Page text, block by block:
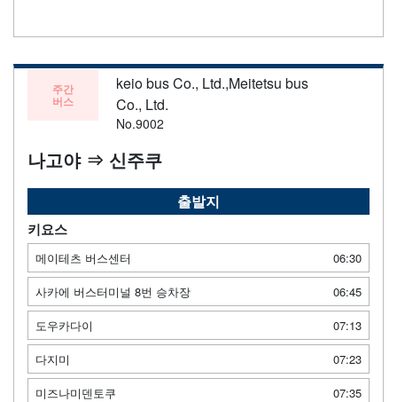
주간
버스
keio bus Co., Ltd.,Meitetsu bus
Co., Ltd.
No.9002
나고야 ⇒ 신주쿠
출발지
키요스
메이테츠 버스센터
06:30
사카에 버스터미널 8번 승차장
06:45
도우카다이
07:13
다지미
07:23
미즈나미덴토쿠
07:35